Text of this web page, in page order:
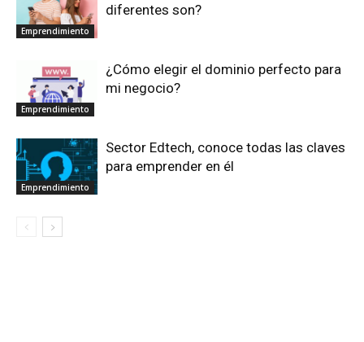
Emprendimiento
diferentes son?
Emprendimiento
¿Cómo elegir el dominio perfecto para
mi negocio?
Emprendimiento
Sector Edtech, conoce todas las claves
para emprender en él